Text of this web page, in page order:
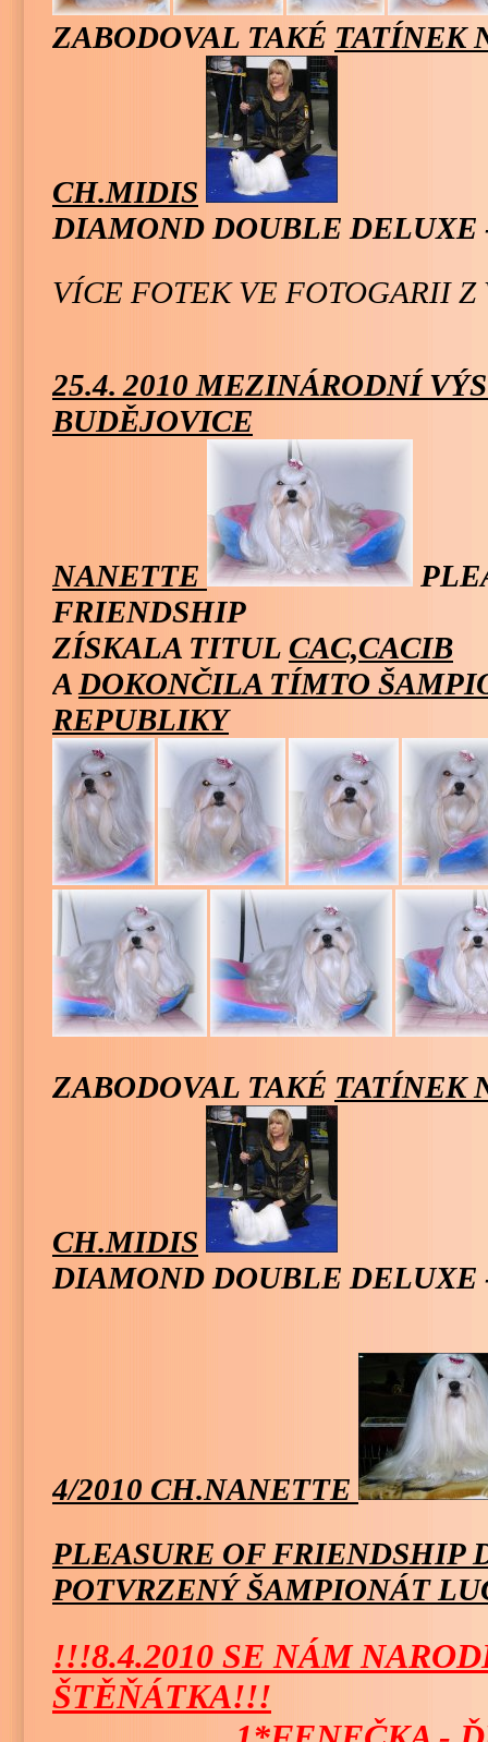
ZABODOVAL TAKÉ TATÍNEK
CH.MIDIS
DIAMOND DOUBLE
VÍCE FOTEK VE FOTOGARII Z
25.4. 2010 MEZINÁRODNÍ
BUDĚJOVICE
NANETTE
FRIENDSHIP
ZÍSKALA TITUL CAC,CACIB
ADOKONČILA TÍMTO
REPUBLIKY
ZABODOVAL TAKÉ TATÍNEK
CH.MIDIS
DIAMOND DOUBLE
4/2010 CH.NANETTE
PLEASURE OF FRIENDSHIP
POTVRZENÝ ŠAMPIONÁT
!!!8.4.2010 SE NÁM
ŠTĚŇÁTKA!!!